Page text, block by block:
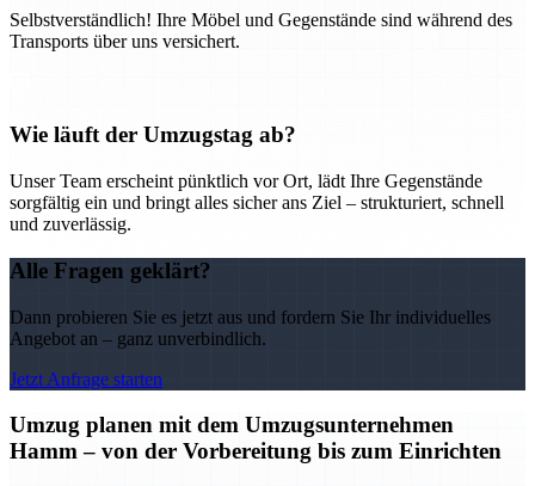
Selbstverständlich! Ihre Möbel und Gegenstände sind während des
Transports über uns versichert.
Wie läuft der Umzugstag ab?
Unser Team erscheint pünktlich vor Ort, lädt Ihre Gegenstände
sorgfältig ein und bringt alles sicher ans Ziel – strukturiert, schnell
und zuverlässig.
Alle Fragen geklärt?
Dann probieren Sie es jetzt aus und fordern Sie Ihr individuelles
Angebot an – ganz unverbindlich.
Jetzt Anfrage starten
Umzug planen mit dem Umzugsunternehmen
Hamm – von der Vorbereitung bis zum Einrichten